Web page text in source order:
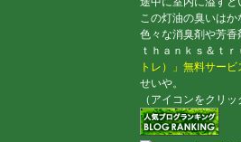
この灯油の臭いはか
色々な消臭剤や芳香
ｔｈａｎｋｓ＆ｔ
トレ）」無料サービ
せいや。
（アイコンをクリ